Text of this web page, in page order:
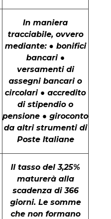
In maniera
tracciabile, ovvero
mediante: ● bonifici
bancari ●
versamenti di
assegni bancari o
circolari ● accredito
di stipendio o
pensione ● giroconto
da altri strumenti di
Poste Italiane
Il tasso del 3,25%
maturerà alla
scadenza di 366
giorni. Le somme
che non formano